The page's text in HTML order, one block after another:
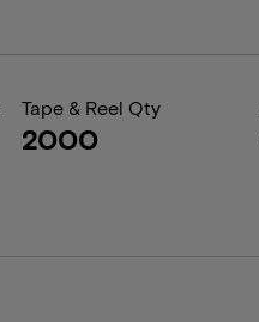
Tape & Reel Qty
2000